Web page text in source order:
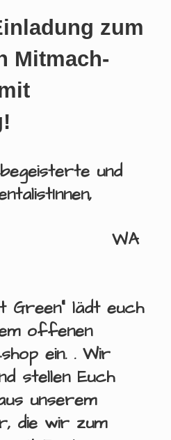
zum
Mitmach-
und
WA
Green“ lädt euch
offenen
ein. . Wir
stellen Euch
unserem
die wir zum